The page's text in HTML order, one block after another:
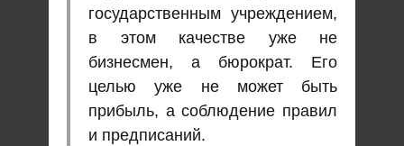
государственным учреждением,
в этом качестве уже не
бизнесмен, а бюрократ. Его
целью уже не может быть
прибыль, а соблюдение правил
и предписаний.